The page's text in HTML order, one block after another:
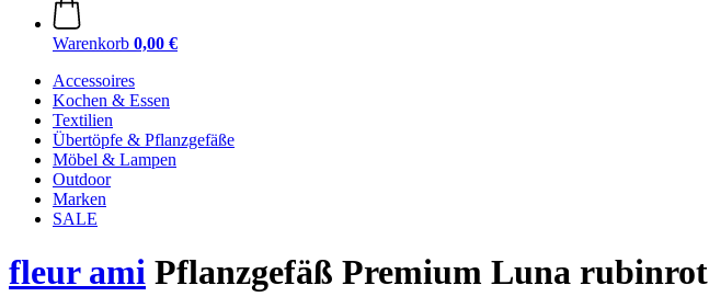
Warenkorb 0,00 €
Accessoires
Kochen & Essen
Textilien
Übertöpfe & Pflanzgefäße
Möbel & Lampen
Outdoor
Marken
SALE
fleur ami Pflanzgefäß Premium Luna rubinrot